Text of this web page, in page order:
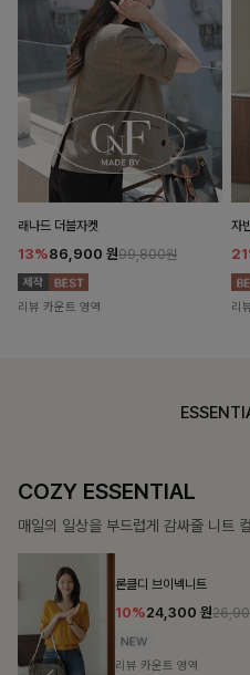
래나드 더블자켓
13%86,900 원99,800원
리뷰 카운트 영역
자
리
COZY ESSENTIAL
매일의 일상을 부드럽게 감싸줄 니트
론클디 브이넥니트
10%24,300 원
리뷰 카운트 영역